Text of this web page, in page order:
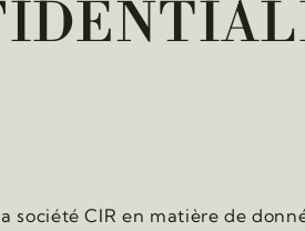
CIR en matière de